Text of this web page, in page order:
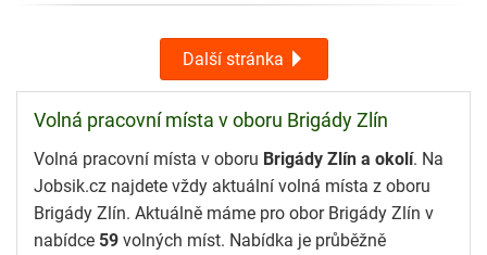
Další stránka
Volná pracovní místa v oboru Brigády Zlín
Volná pracovní místa v oboru Brigády Zlín a okolí. Na
Jobsik.cz najdete vždy aktuální volná místa z oboru
Brigády Zlín. Aktuálně máme pro obor Brigády Zlín v
nabídce 59 volných míst. Nabídka je průběžně